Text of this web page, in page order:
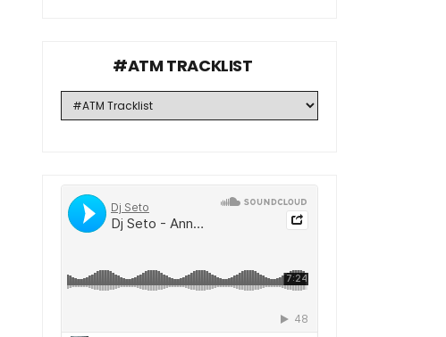
#ATM TRACKLIST